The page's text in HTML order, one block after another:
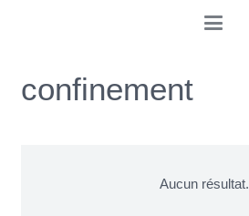
confinement
Aucun résultat.